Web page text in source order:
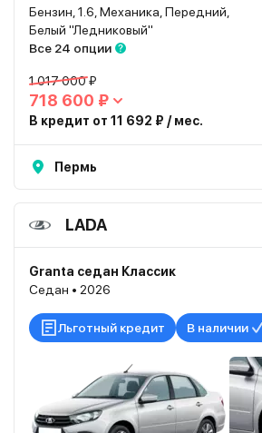
Бензин, 1.6, Механика, Передний,
Белый "Ледниковый"
Все 24 опции
1 017 000 ₽
718 600 ₽
В кредит от 11 692 ₽ / мес.
Пермь
LADA
Granta седан Классик
Седан • 2026
Льготный кредит В наличии